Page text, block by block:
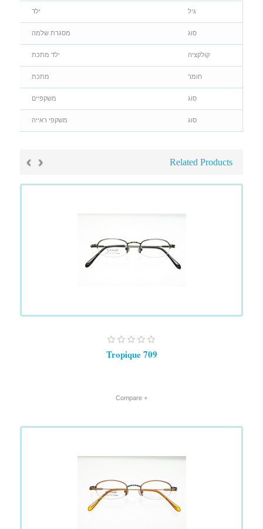
גיל ילד
סוג מסגרת שלמה
קולקציה ילד מתכת
חומר מתכת
סוג משקפיים
סוג משקפי ראייה
Related Products
‹
›
Tropique 709
+ Compare